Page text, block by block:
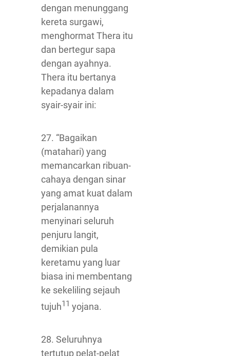
dengan menunggang
kereta surgawi,
menghormat Thera itu
dan bertegur sapa
dengan ayahnya.
Thera itu bertanya
kepadanya dalam
syair-syair ini:
27. “Bagaikan
(matahari) yang
memancarkan ribuan-
cahaya dengan sinar
yang amat kuat dalam
perjalanannya
menyinari seluruh
penjuru langit,
demikian pula
keretamu yang luar
biasa ini membentang
ke sekeliling sejauh
tujuh11 yojana.
28. Seluruhnya
tertutup pelat-pelat